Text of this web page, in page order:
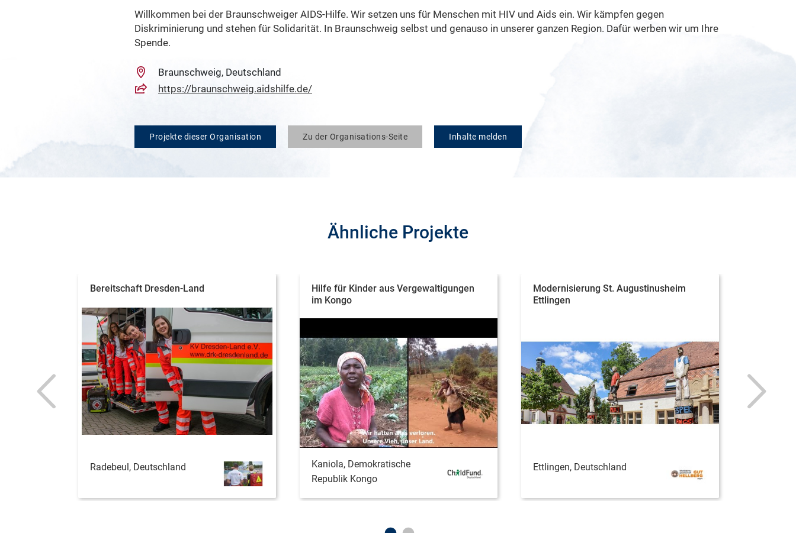
Willkommen bei der Braunschweiger AIDS-Hilfe. Wir setzen uns für Menschen mit HIV und Aids ein. Wir kämpfen gegen
Diskriminierung und stehen für Solidarität. In Braunschweig selbst und genauso in unserer ganzen Region. Dafür werben wir um Ihre
Spende.
Braunschweig, Deutschland
https://braunschweig.aidshilfe.de/
Projekte dieser Organisation Zu der Organisations-Seite Inhalte melden
Ähnliche Projekte
Bereitschaft Dresden-Land
Radebeul, Deutschland
Hilfe für Kinder aus Vergewaltigungen
im Kongo
Kaniola, Demokratische
Republik Kongo
Modernisierung St. Augustinusheim
Ettlingen
Ettlingen, Deutschland